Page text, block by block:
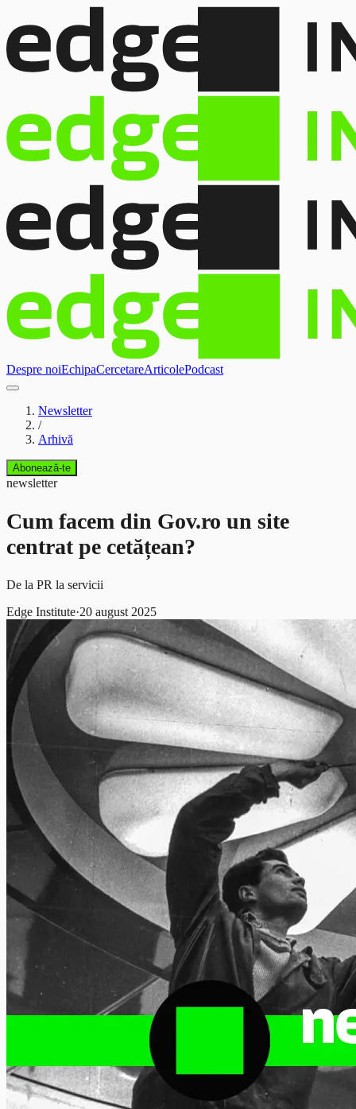
Despre noiEchipaCercetareArticolePodcast
Newsletter
/
Arhivă
Abonează-te
newsletter
Cum facem din Gov.ro un site
centrat pe cetățean?
De la PR la servicii
Edge Institute·20 august 2025